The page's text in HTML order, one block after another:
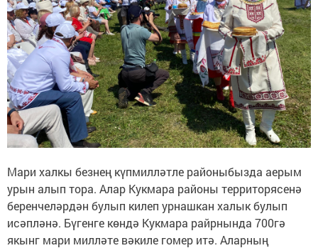
Мари халкы безнең күпмилләтле районыбызда аерым
урын алып тора. Алар Кукмара районы территорясенә
беренчеләрдән булып килеп урнашкан халык булып
исәпләнә. Бүгенге көндә Кукмара райрнында 700гә
якынг мари милләте вәкиле гомер итә. Аларның